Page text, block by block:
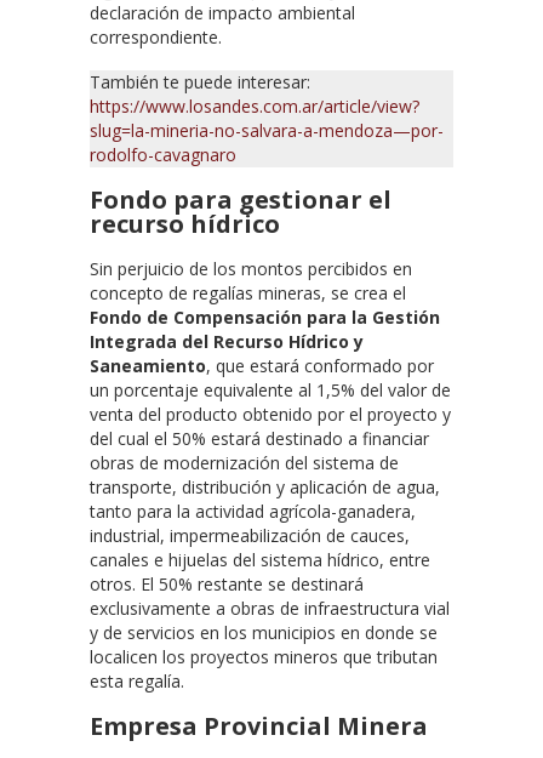
declaración de impacto ambiental
correspondiente.
También te puede interesar:
https://www.losandes.com.ar/article/view?
slug=la-mineria-no-salvara-a-mendoza—por-
rodolfo-cavagnaro
Fondo para gestionar el
recurso hídrico
Sin perjuicio de los montos percibidos en
concepto de regalías mineras, se crea el
Fondo de Compensación para la Gestión
Integrada del Recurso Hídrico y
Saneamiento, que estará conformado por
un porcentaje equivalente al 1,5% del valor de
venta del producto obtenido por el proyecto y
del cual el 50% estará destinado a financiar
obras de modernización del sistema de
transporte, distribución y aplicación de agua,
tanto para la actividad agrícola-ganadera,
industrial, impermeabilización de cauces,
canales e hijuelas del sistema hídrico, entre
otros. El 50% restante se destinará
exclusivamente a obras de infraestructura vial
y de servicios en los municipios en donde se
localicen los proyectos mineros que tributan
esta regalía.
Empresa Provincial Minera